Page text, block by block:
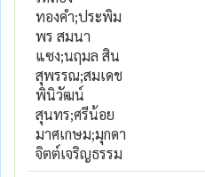
ทองคำ;ประพิม
พร สมนา
แซง;นฤมล สิน
สุพรรณ;สมเดช
พินิวัฒน์
สุนทร;ศรีน้อย
มาศเกษม;มุกดา
จิตต์เจริญธรรม